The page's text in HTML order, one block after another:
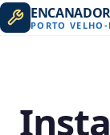
ENCANADOR
PORTO VELHO -